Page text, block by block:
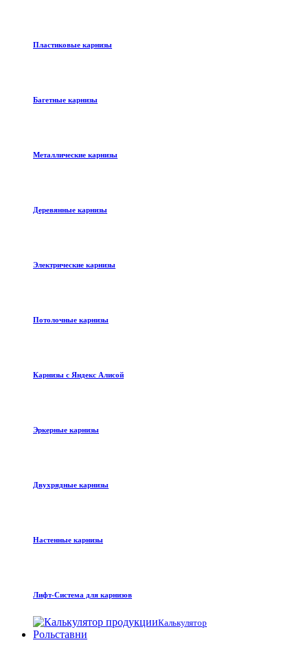
Пластиковые карнизы
Багетные карнизы
Металлические карнизы
Деревянные карнизы
Электрические карнизы
Потолочные карнизы
Карнизы с Яндекс Алисой
Эркерные карнизы
Двухрядные карнизы
Настенные карнизы
Лифт-Система для карнизов
Калькулятор
Рольставни